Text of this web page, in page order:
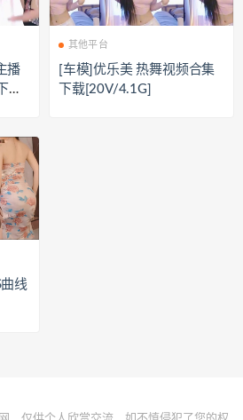
播
载
其他平台
[车模]优乐美 热舞视频合集
下载[20V/4.1G]
线